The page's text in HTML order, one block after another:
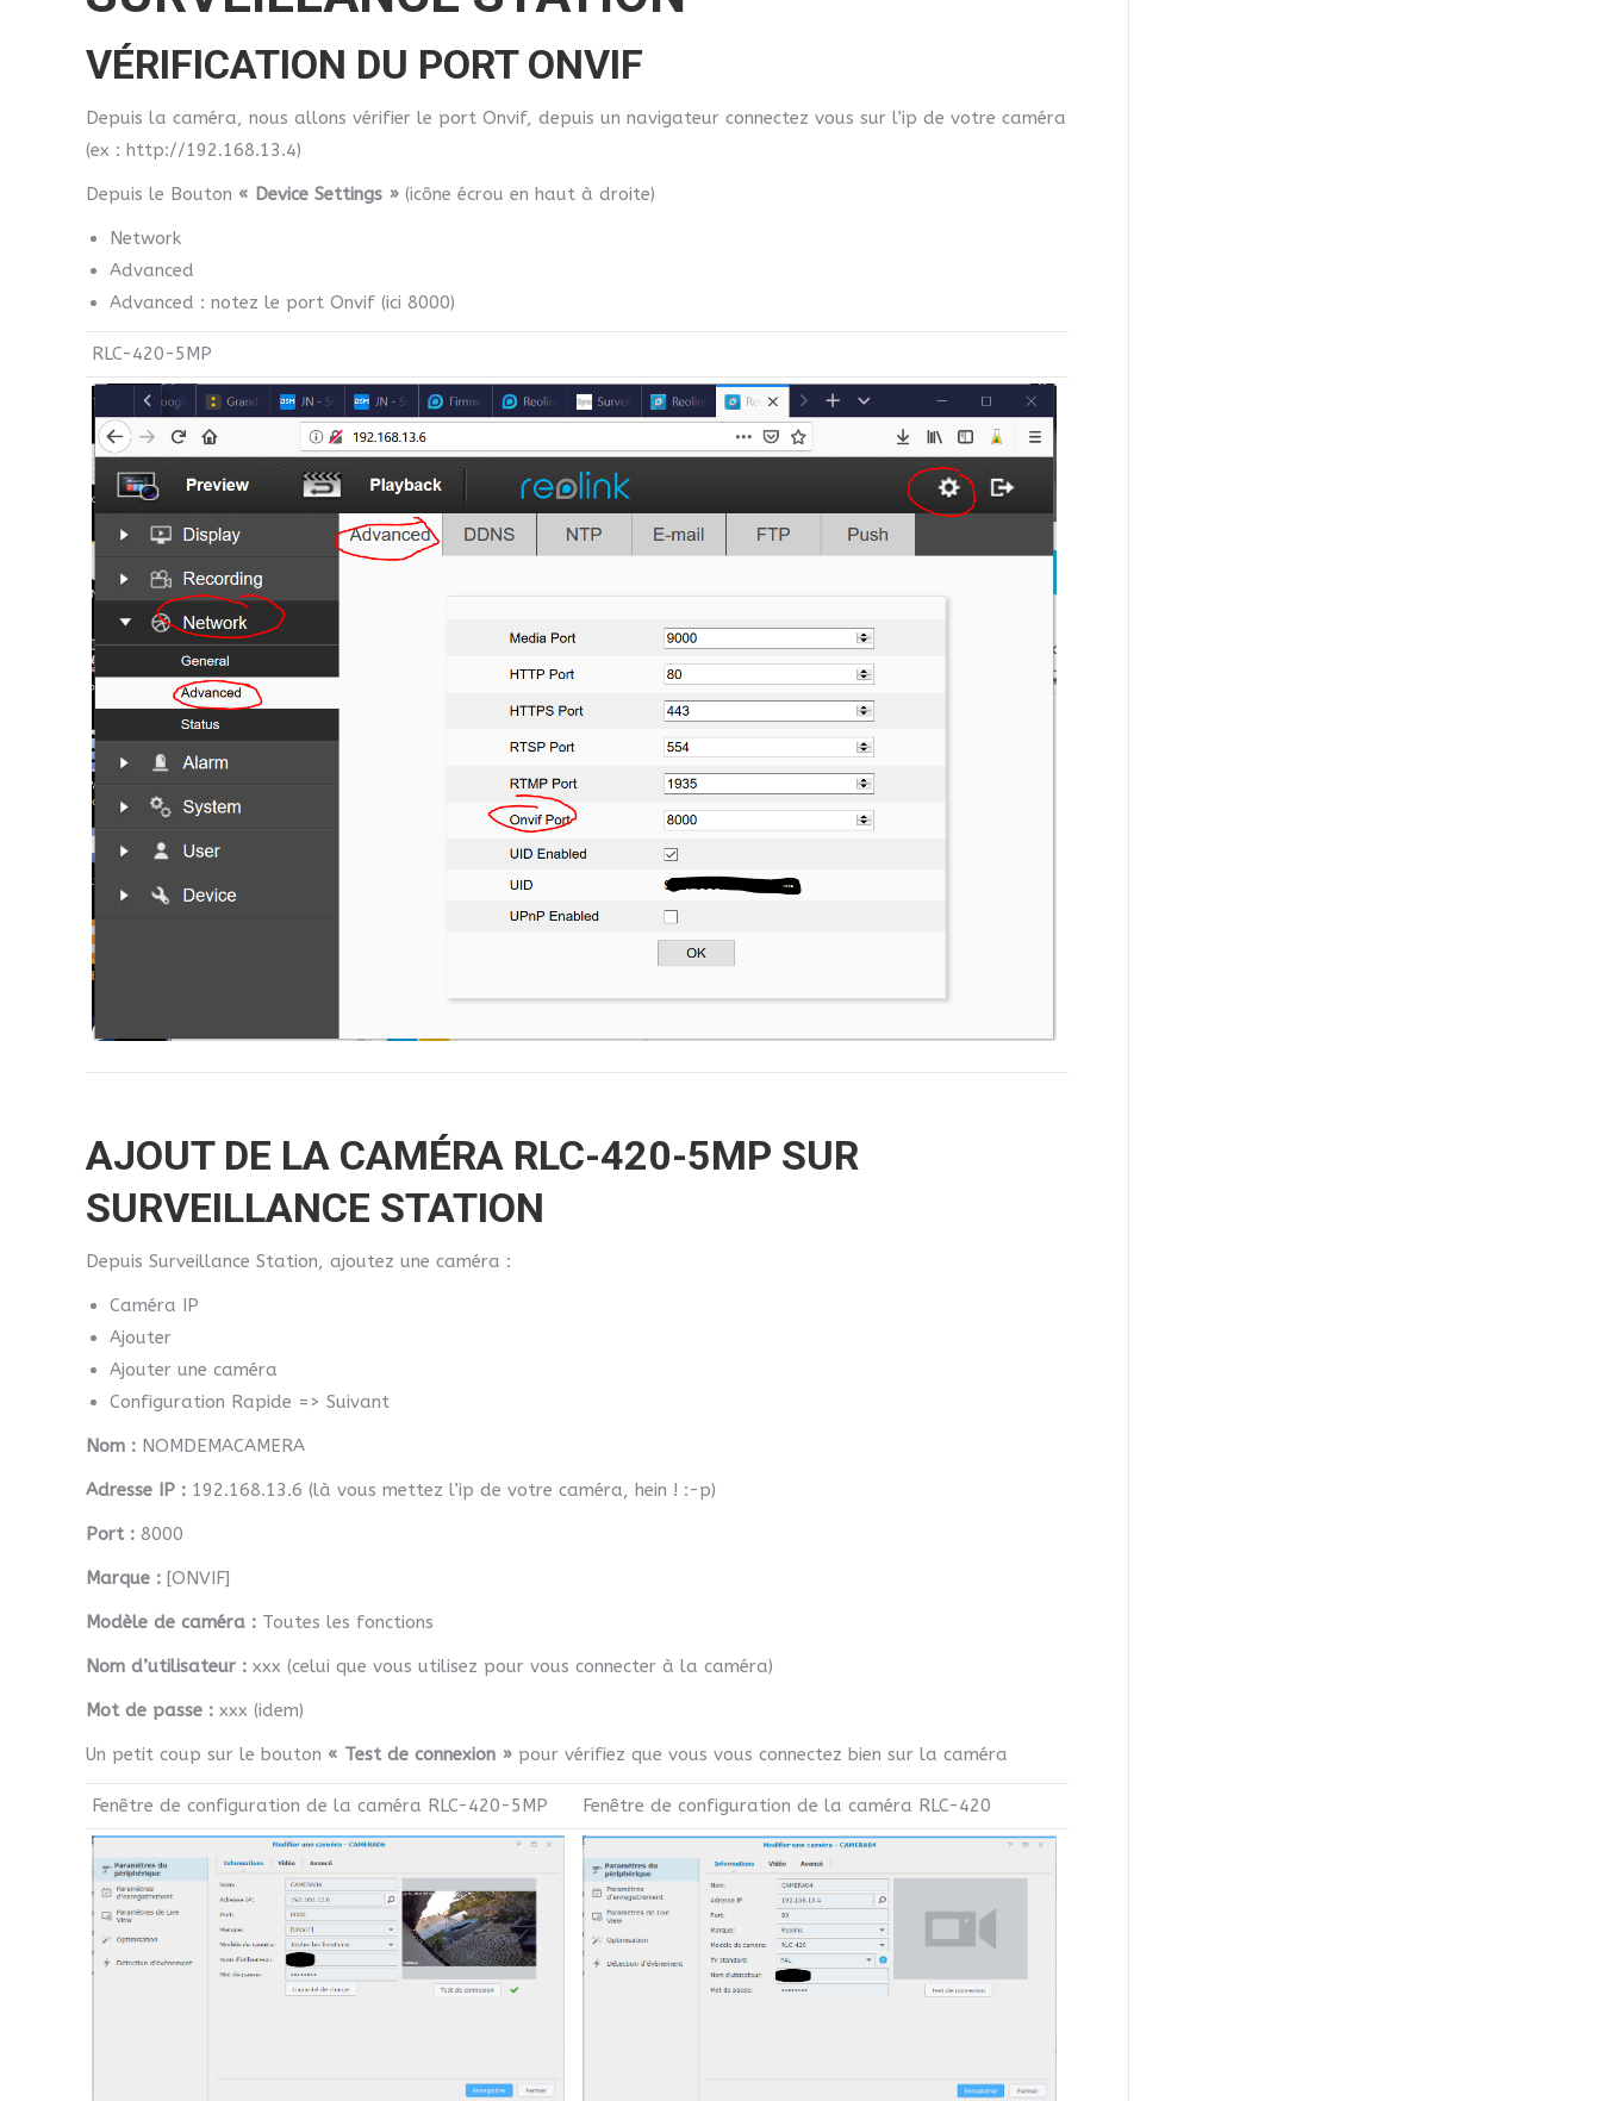
VÉRIFICATION DU PORT ONVIF
Depuis la caméra, nous allons vérifier le port Onvif, depuis un navigateur connectez vous sur l’ip de votre caméra
(ex : http://192.168.13.4)
Depuis le Bouton « Device Settings » (icône écrou en haut à droite)
Network
Advanced
Advanced : notez le port Onvif (ici 8000)
RLC-420-5MP
AJOUT DE LA CAMÉRA RLC-420-5MP SUR
SURVEILLANCE STATION
Depuis Surveillance Station, ajoutez une caméra :
Caméra IP
Ajouter
Ajouter une caméra
Configuration Rapide => Suivant
Nom : NOMDEMACAMERA
Adresse IP : 192.168.13.6 (là vous mettez l’ip de votre caméra, hein ! :-p)
Port : 8000
Marque : [ONVIF]
Modèle de caméra : Toutes les fonctions
Nom d’utilisateur : xxx (celui que vous utilisez pour vous connecter à la caméra)
Mot de passe : xxx (idem)
Un petit coup sur le bouton « Test de connexion » pour vérifiez que vous vous connectez bien sur la caméra
Fenêtre de configuration de la caméra RLC-420-5MP Fenêtre de configuration de la caméra RLC-420